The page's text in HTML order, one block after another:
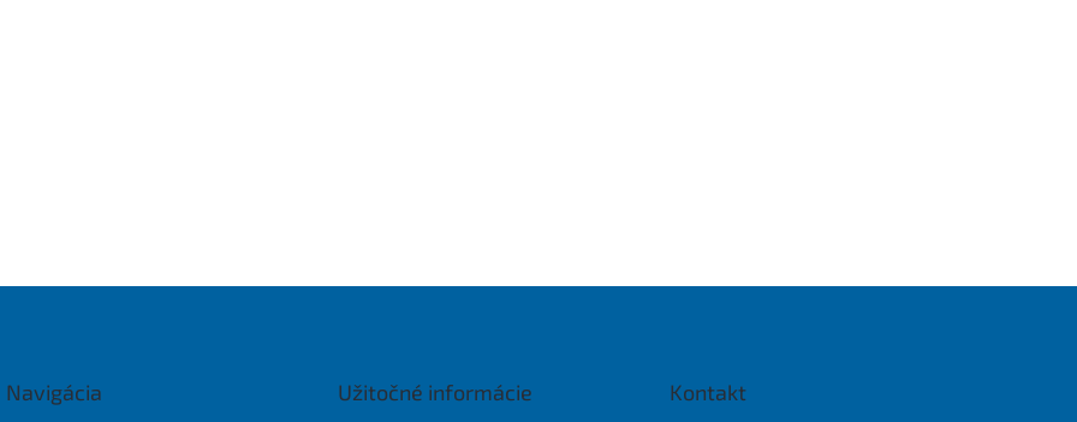
Navigácia Užitočné informácie Kontakt